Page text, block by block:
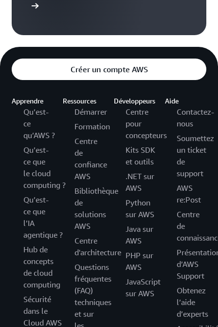
Créer un compte AWS
Apprendre
Qu’est-
ce
qu’AWS ?
Qu’est-
ce que
le cloud
computing ?
Qu’est-
ce que
l’IA
agentique ?
Hub de
concepts
de cloud
computing
Sécurité
dans le
Cloud AWS
Ressources
Démarrer
Formation
Centre
de
confiance
AWS
Bibliothèque
de
solutions
AWS
Centre
d'architecture
Questions
fréquentes
(FAQ)
techniques
et sur
Développeurs
Centre
pour
concepteurs
Kits SDK
et outils
.NET sur
AWS
Python
sur AWS
Java sur
AWS
PHP sur
AWS
JavaScript
sur AWS
Aide
Contactez-
nous
Soumettez
un ticket
de
support
AWS
re:Post
Centre
de
d’AWS
Support
Obtenez
l’aide
d’experts